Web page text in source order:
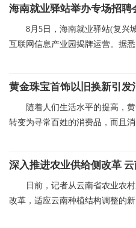
海南就业驿站举办专场招聘
8月5日，海南就业驿站(复兴
互联网信息产业园揭牌运营。据
随着人们生活水平的提高，
转变为寻常百姓的消费品，而且
日前，记者从云南省农业农
改革，适应云南种植结构调整的